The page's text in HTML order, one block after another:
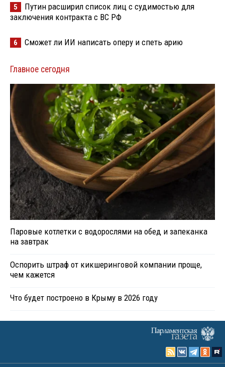
5
Путин расширил список лиц с судимостью для
заключения контракта с ВС РФ
6 Сможет ли ИИ написать оперу и спеть арию
Главное сегодня
Паровые котлетки с водорослями на обед и запеканка
на завтрак
Оспорить штраф от кикшеринговой компании проще,
чем кажется
Что будет построено в Крыму в 2026 году